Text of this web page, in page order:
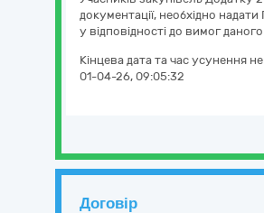
документації, необхідно надати
у відповідності до вимог
Кінцева дата та час усунення
01-04-26, 09:05:32
Договір